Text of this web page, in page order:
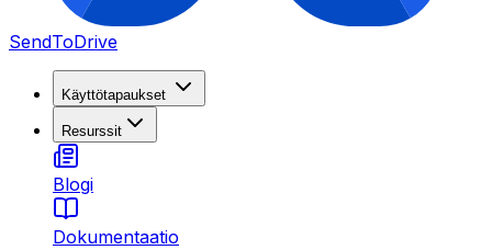
SendToDrive
Käyttötapaukset
Resurssit
Blogi
Dokumentaatio